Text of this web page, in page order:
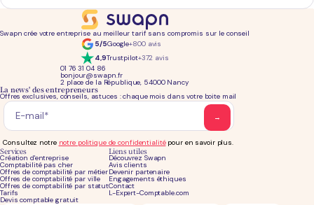
Swapn crée votre entreprise au meilleur tarif sans compromis sur le conseil
5/5Google+800 avis
4,9Trustpilot+372 avis
01 76 31 04 86
bonjour@swapn.fr
2 place de la République, 54000 Nancy
Services
Création d'entreprise
Comptabilité pas cher
Offres de comptabilité par métier
Offres de comptabilité par ville
Offres de comptabilité par statut
Tarifs
Devis comptable gratuit
Liens utiles
Découvrez Swapn
Avis clients
Devenir partenaire
Engagements éthiques
Contact
L-Expert-Comptable.com
La news' des entrepreneurs
Offres exclusives, conseils, astuces : chaque mois dans votre boite mail
Consultez notre notre politique de confidentialitépour en savoir plus.